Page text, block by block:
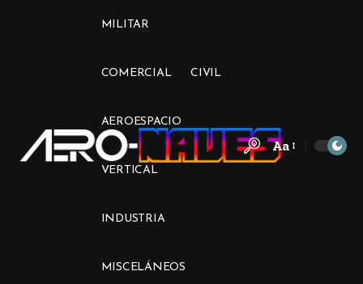
MILITAR
COMERCIAL CIVIL
AEROESPACIO
VERTICAL
INDUSTRIA
MISCELÁNEOS
Font
Aa